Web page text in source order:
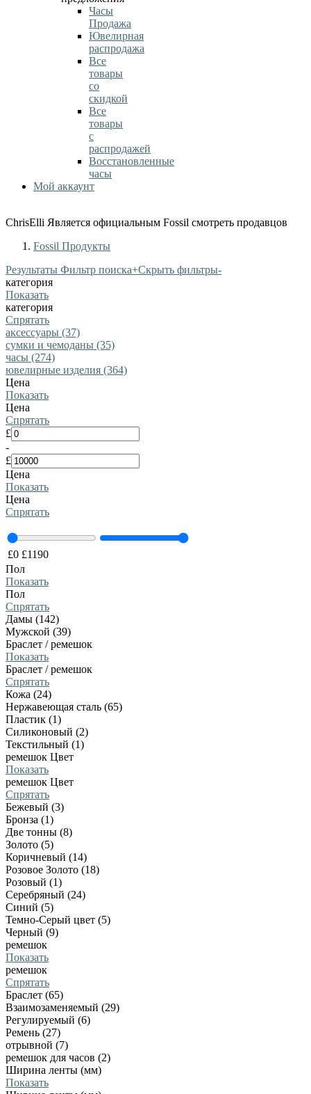
Часы
Продажа
Ювелирная
распродажа
Все
товары
со
скидкой
Все
товары
с
распродажей
Восстановленные
часы
Мой аккаунт
ChrisElli Является официальным Fossil смотреть продавцов
Fossil Продукты
Результаты Фильтр поиска+Скрыть фильтры-
категория
Показать
категория
Спрятать
аксессуары (37)
сумки и чемоданы (35)
часы (274)
ювелирные изделия (364)
Цена
Показать
Цена
Спрятать
£
-
£
Цена
Показать
Цена
Спрятать
£0 £1190
Пол
Показать
Пол
Спрятать
Дамы (142)
Мужской (39)
Браслет / ремешок
Показать
Браслет / ремешок
Спрятать
Кожа (24)
Нержавеющая сталь (65)
Пластик (1)
Силиконовый (2)
Текстильный (1)
ремешок Цвет
Показать
ремешок Цвет
Спрятать
Бежевый (3)
Бронза (1)
Две тонны (8)
Золото (5)
Коричневый (14)
Розовое Золото (18)
Розовый (1)
Серебряный (24)
Синий (5)
Темно-Серый цвет (5)
Черный (9)
ремешок
Показать
ремешок
Спрятать
Браслет (65)
Взаимозаменяемый (29)
Регулируемый (6)
Ремень (27)
отрывной (7)
ремешок для часов (2)
Ширина ленты (мм)
Показать